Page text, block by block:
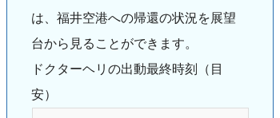
は、福井空港への帰還の状況を展望
台から見ることができます。
ドクターヘリの出動最終時刻（目
安）